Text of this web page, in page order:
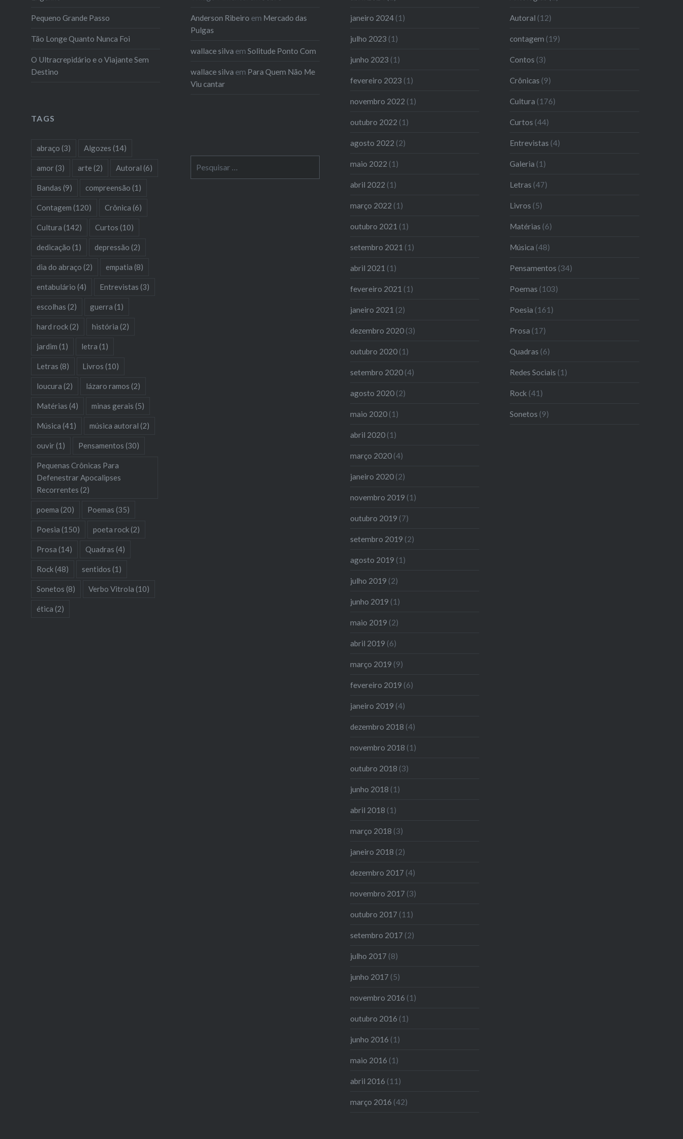
apertadoTipo sanduícheCom
molho de sorrisos Quando…
Pequeno Grande Passo
Tão Longe Quanto Nunca Foi
O Ultracrepidário e o Viajante Sem
Destino
Anderson Ribeiro em Mercado das
Pulgas
wallace silva em Solitude Ponto Com
wallace silva em Para Quem Não Me
Viu cantar
janeiro 2024 (1)
julho 2023 (1)
junho 2023 (1)
fevereiro 2023 (1)
novembro 2022 (1)
outubro 2022 (1)
agosto 2022 (2)
maio 2022 (1)
abril 2022 (1)
março 2022 (1)
outubro 2021 (1)
setembro 2021 (1)
abril 2021 (1)
fevereiro 2021 (1)
janeiro 2021 (2)
dezembro 2020 (3)
outubro 2020 (1)
setembro 2020 (4)
agosto 2020 (2)
maio 2020 (1)
abril 2020 (1)
março 2020 (4)
janeiro 2020 (2)
novembro 2019 (1)
outubro 2019 (7)
setembro 2019 (2)
agosto 2019 (1)
julho 2019 (2)
junho 2019 (1)
maio 2019 (2)
abril 2019 (6)
março 2019 (9)
fevereiro 2019 (6)
janeiro 2019 (4)
dezembro 2018 (4)
novembro 2018 (1)
outubro 2018 (3)
junho 2018 (1)
abril 2018 (1)
março 2018 (3)
janeiro 2018 (2)
dezembro 2017 (4)
novembro 2017 (3)
outubro 2017 (11)
setembro 2017 (2)
julho 2017 (8)
junho 2017 (5)
novembro 2016 (1)
outubro 2016 (1)
junho 2016 (1)
maio 2016 (1)
abril 2016 (11)
março 2016 (42)
Autoral (12)
contagem (19)
Contos (3)
Crônicas (9)
Cultura (176)
Curtos (44)
Entrevistas (4)
Galeria (1)
Letras (47)
Livros (5)
Matérias (6)
Música (48)
Pensamentos (34)
Poemas (103)
Poesia (161)
Prosa (17)
Quadras (6)
Redes Sociais (1)
Rock (41)
Sonetos (9)
TAGS
abraço (3) Algozes (14)
amor(3) arte (2) Autoral (6)
Bandas (9) compreensão (1)
Contagem (120) Crônica (6)
Cultura (142) Curtos (10)
dedicação (1) depressão (2)
dia do abraço (2) empatia (8)
entabulário (4) Entrevistas (3)
escolhas (2) guerra (1)
hard rock(2) história (2)
jardim (1) letra (1)
Letras (8) Livros (10)
loucura (2) lázaro ramos (2)
Matérias (4) minas gerais (5)
Música (41) música autoral (2)
ouvir(1) Pensamentos (30)
Pequenas Crônicas Para
Defenestrar Apocalipses
Recorrentes (2)
poema (20) Poemas (35)
Poesia (150) poeta rock(2)
Prosa (14) Quadras (4)
Rock(48) sentidos (1)
Sonetos (8) Verbo Vitrola (10)
ética (2)
por: